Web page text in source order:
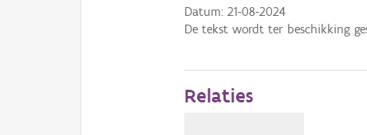
Datum:21-08-2024
De tekst wordt ter beschikking
Relaties